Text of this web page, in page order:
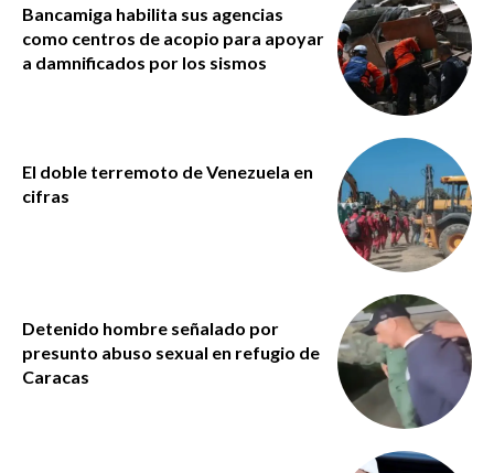
Bancamiga habilita sus agencias
como centros de acopio para apoyar
a damnificados por los sismos
El doble terremoto de Venezuela en
cifras
Detenido hombre señalado por
presunto abuso sexual en refugio de
Caracas